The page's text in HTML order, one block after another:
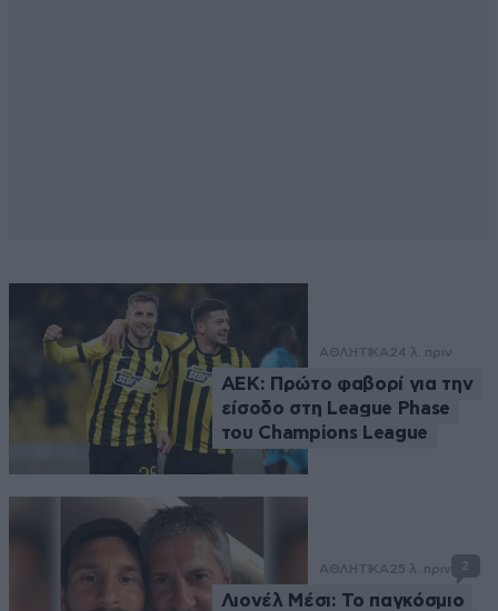
ΑΘΛΗΤΙΚΑ24 λ. πριν
ΑΕΚ: Πρώτο φαβορί για την
είσοδο στη League Phase
του Champions League
ΑΘΛΗΤΙΚΑ25 λ. πριν 2
Λιονέλ Μέσι: Το παγκόσμιο